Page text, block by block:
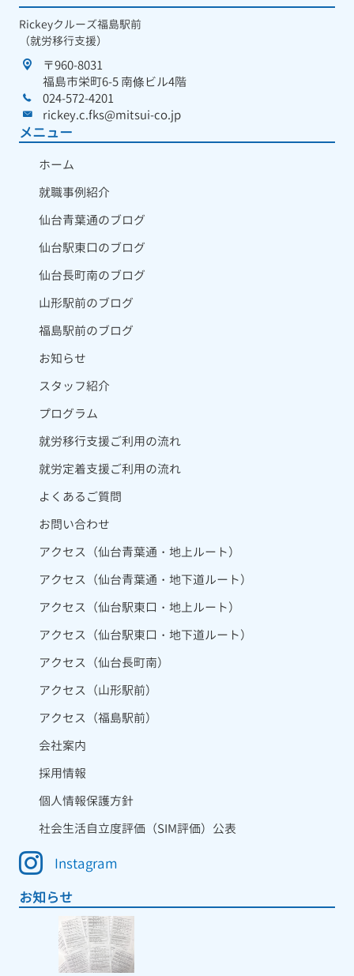
Rickeyクルーズ福島駅前
（就労移行支援）
〒960-8031
福島市栄町6-5 南條ビル4階
024-572-4201
rickey.c.fks@mitsui-co.jp
メニュー
ホーム
就職事例紹介
仙台青葉通のブログ
仙台駅東口のブログ
仙台長町南のブログ
山形駅前のブログ
福島駅前のブログ
お知らせ
スタッフ紹介
プログラム
就労移行支援ご利用の流れ
就労定着支援ご利用の流れ
よくあるご質問
お問い合わせ
アクセス（仙台青葉通・地上ルート）
アクセス（仙台青葉通・地下道ルート）
アクセス（仙台駅東口・地上ルート）
アクセス（仙台駅東口・地下道ルート）
アクセス（仙台長町南）
アクセス（山形駅前）
アクセス（福島駅前）
会社案内
採用情報
個人情報保護方針
社会生活自立度評価（SIM評価）公表
Instagram
お知らせ